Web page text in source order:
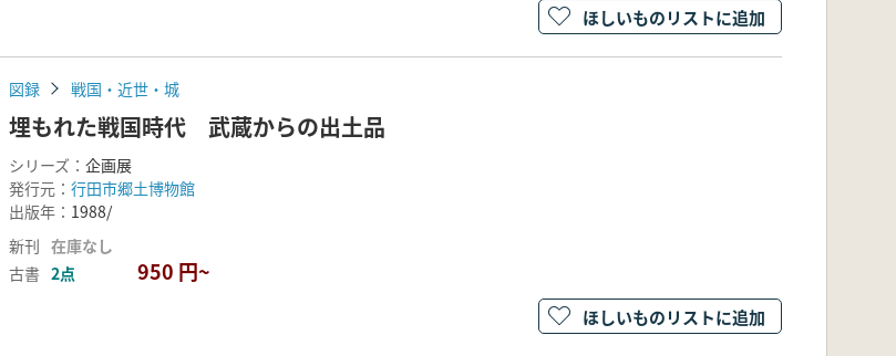
ほしいものリストに追加
図録 戦国・近世・城
埋もれた戦国時代 武蔵からの出土品
シリーズ： 企画展
発行元： 行田市郷土博物館
出版年： 1988/
新刊 在庫なし
古書 2点 950 円~
ほしいものリストに追加